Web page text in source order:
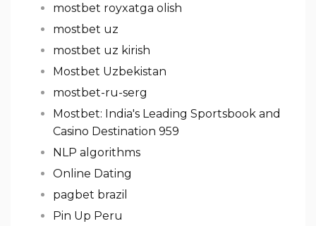
mostbet royxatga olish
mostbet uz
mostbet uz kirish
Mostbet Uzbekistan
mostbet-ru-serg
Mostbet: India's Leading Sportsbook and
Casino Destination 959
NLP algorithms
Online Dating
pagbet brazil
Pin Up Peru